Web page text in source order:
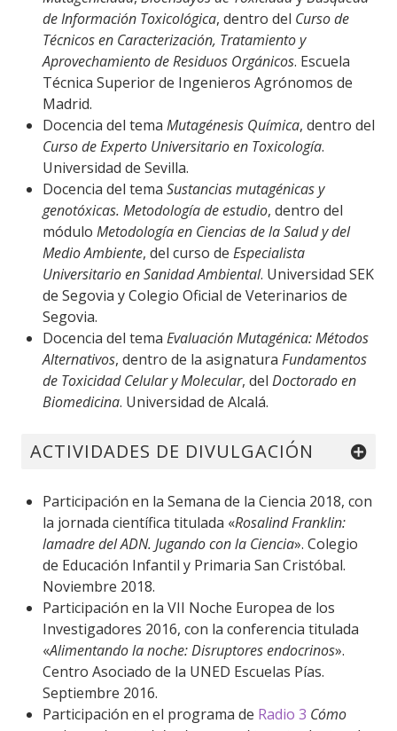
de Información Toxicológica, dentro del Curso de
Técnicos en Caracterización, Tratamiento y
Aprovechamiento de Residuos Orgánicos. Escuela
Técnica Superior de Ingenieros Agrónomos de
Madrid.
Docencia del tema Mutagénesis Química, dentro del
Curso de Experto Universitario en Toxicología.
Universidad de Sevilla.
Docencia del tema Sustancias mutagénicas y
genotóxicas. Metodología de estudio, dentro del
módulo Metodología en Ciencias de la Salud y del
Medio Ambiente, del curso de Especialista
Universitario en Sanidad Ambiental. Universidad SEK
de Segovia y Colegio Oficial de Veterinarios de
Segovia.
Docencia del tema Evaluación Mutagénica: Métodos
Alternativos, dentro de la asignatura Fundamentos
de Toxicidad Celular y Molecular, del Doctorado en
Biomedicina. Universidad de Alcalá.
ACTIVIDADES DE DIVULGACIÓN
Participación en la Semana de la Ciencia 2018, con
la jornada científica titulada «Rosalind Franklin:
lamadre del ADN. Jugando con la Ciencia». Colegio
de Educación Infantil y Primaria San Cristóbal.
Noviembre 2018.
Participación en la VII Noche Europea de los
Investigadores 2016, con la conferencia titulada
«Alimentando la noche: Disruptores endocrinos».
Centro Asociado de la UNED Escuelas Pías.
Septiembre 2016.
Participación en el programa de Radio 3 Cómo